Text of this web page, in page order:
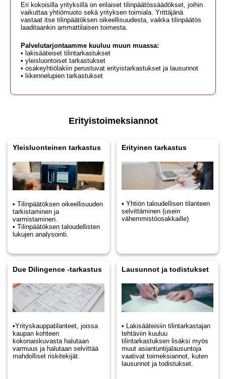
Eri kokoisilla yrityksillä on erilaiset tilinpäätössäädökset, joihin
vaikuttaa yhtiömuoto sekä yrityksen toimiala. Yrittäjänä
vastaat itse tilinpäätöksen oikeellisuudesta, vaikka tilinpäätös
laaditaankin ammattilaisen toimesta.
Palvelutarjontaamme kuuluu muun muassa:
• lakisääteiset tilintarkastukset
• yleisluontoiset tarkastukset
• osakeyhtiölakiin perustuvat erityistarkastukset ja lausunnot
• liikennelupien tarkastukset
Erityistoimeksiannot
Yleisluonteinen tarkastus
• Tilinpäätöksen oikeellisuuden
tarkistaminen ja
varmistaminen.
• Tilinpäätöksen taloudellisten
lukujen analysointi.
Erityinen tarkastus
• Yhtiön taloudellisen tilanteen
selvittäminen (usein
vähemmistöosakkaille)
Due Dilingence -tarkastus
•Yrityskauppatilanteet, joissa
kaupan kohteen
kokonaiskuvasta halutaan
varmuus ja halutaan selvittää
mahdolliset riskitekijät.
Lausunnot ja todistukset
• Lakisääteisiin tilintarkastajan
tehtäviin kuuluu
tilintarkastuksen lisäksi myös
muut asiantuntijalausuntoja
vaativat toimeksiannot, kuten
lausunnot ja todistukset.